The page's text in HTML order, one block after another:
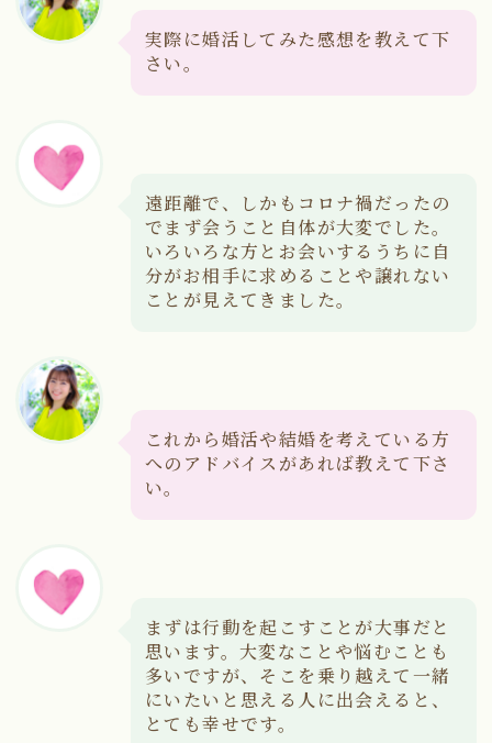
実際に婚活してみた感想を教えて下
さい。
遠距離で、しかもコロナ禍だったの
でまず会うこと自体が大変でした。
いろいろな方とお会いするうちに自
分がお相手に求めることや譲れない
ことが見えてきました。
これから婚活や結婚を考えている方
へのアドバイスがあれば教えて下さ
い。
まずは行動を起こすことが大事だと
思います。大変なことや悩むことも
多いですが、そこを乗り越えて一緒
にいたいと思える人に出会えると、
とても幸せです。